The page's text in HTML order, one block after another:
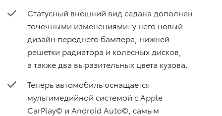
Статусный внешний вид седана дополнен
точечными изменениями: у него новый
дизайн переднего бампера, нижней
решетки радиатора и колесных дисков,
а также два выразительных цвета кузова.
Теперь автомобиль оснащается
мультимедийной системой с Apple
CarPlay© и Android Auto©, самым